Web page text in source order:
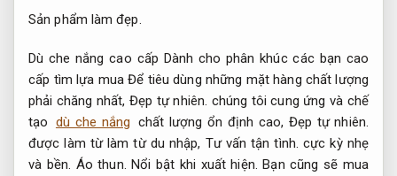
Sản phẩm làm đẹp.
Dù che nắng cao cấp Dành cho phân khúc các bạn cao
cấp tìm lựa mua Để tiêu dùng những mặt hàng chất lượng
phải chăng nhất, Đẹp tự nhiên. chúng tôi cung ứng và chế
tạo dù che nắng chất lượng ổn định cao, Đẹp tự nhiên.
được làm từ làm từ du nhập, Tư vấn tận tình. cực kỳ nhẹ
và bền. Áo thun. Nổi bật khi xuất hiện. Bạn cũng sẽ mua